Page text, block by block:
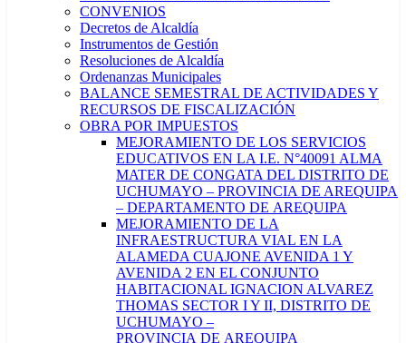
CONVENIOS
Decretos de Alcaldía
Instrumentos de Gestión
Resoluciones de Alcaldía
Ordenanzas Municipales
BALANCE SEMESTRAL DE ACTIVIDADES Y
RECURSOS DE FISCALIZACIÓN
OBRA POR IMPUESTOS
MEJORAMIENTO DE LOS SERVICIOS
EDUCATIVOS EN LA I.E. N°40091 ALMA
MATER DE CONGATA DEL DISTRITO DE
UCHUMAYO – PROVINCIA DE AREQUIPA
– DEPARTAMENTO DE AREQUIPA
MEJORAMIENTO DE LA
INFRAESTRUCTURA VIAL EN LA
ALAMEDA CUAJONE AVENIDA 1 Y
AVENIDA 2 EN EL CONJUNTO
HABITACIONAL IGNACION ALVAREZ
THOMAS SECTOR I Y II, DISTRITO DE
UCHUMAYO –
PROVINCIA DE AREQUIPA